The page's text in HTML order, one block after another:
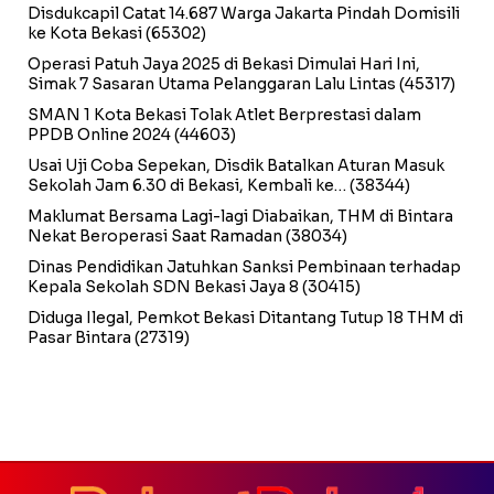
Disdukcapil Catat 14.687 Warga Jakarta Pindah Domisili
ke Kota Bekasi(65302)
Operasi Patuh Jaya 2025 di Bekasi Dimulai Hari Ini,
Simak 7 Sasaran Utama Pelanggaran Lalu Lintas (45317)
SMAN 1 Kota Bekasi Tolak Atlet Berprestasi dalam
PPDB Online 2024(44603)
Usai Uji Coba Sepekan, Disdik Batalkan Aturan Masuk
Sekolah Jam 6.30 di Bekasi, Kembali ke… (38344)
Maklumat Bersama Lagi-lagi Diabaikan, THM di Bintara
Nekat Beroperasi Saat Ramadan (38034)
Dinas Pendidikan Jatuhkan Sanksi Pembinaan terhadap
Kepala Sekolah SDN Bekasi Jaya 8 (30415)
Diduga Ilegal, Pemkot Bekasi Ditantang Tutup 18 THM di
Pasar Bintara (27319)